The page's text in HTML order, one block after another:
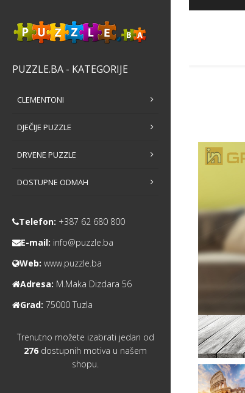
PUZZLE.BA - KATEGORIJE
CLEMENTONI
DJEČIJE PUZZLE
DRVENE PUZZLE
DOSTUPNE ODMAH
Telefon: +387 62 680 800
E-mail: info@puzzle.ba
Web: www.puzzle.ba
Adresa: M.Maka Dizdara 56
Grad: 75000 Tuzla
Trenutno možete izabrati jedan od
276 dostupnih motiva u našem
shopu.